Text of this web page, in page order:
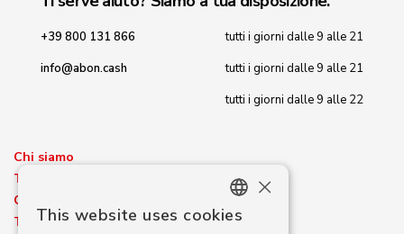
+39 800 131 866
info@abon.cash
tutti i giorni dalle 9 alle 21
tutti i giorni dalle 9 alle 21
tutti i giorni dalle 9 alle 22
Chi siamo
Tassi di cambio valuta
Contatto
Termini e Condizioni
ENGLISH
×
This website uses cookies